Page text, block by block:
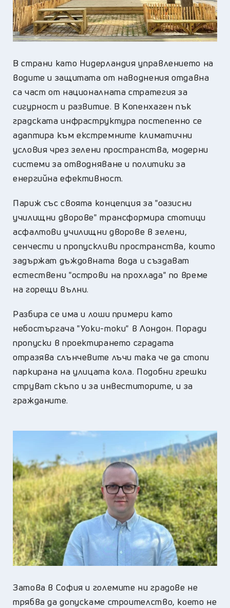
В страни като Нидерландия управлението на
водите и защитата от наводнения отдавна
са част от националната стратегия за
сигурност и развитие. В Копенхаген пък
градската инфраструктура постепенно се
адаптира към екстремните климатични
условия чрез зелени пространства, модерни
системи за отводняване и политики за
енергийна ефективност.
Париж със своята концепция за "оазисни
училищни дворове" трансформира стотици
асфалтови училищни дворове в зелени,
сенчести и пропускливи пространства, които
задържат дъждовната вода и създават
естествени "острови на прохлада" по време
на горещи вълни.
Разбира се има и лоши примери като
небостъргача "Уоки-токи" в Лондон. Поради
пропуски в проектирането сградата
отразява слънчевите лъчи така че да стопи
паркирана на улицата кола. Подобни грешки
струват скъпо и за инвеститорите, и за
гражданите.
Затова в София и големите ни градове не
трябва да допускаме строителство, което не